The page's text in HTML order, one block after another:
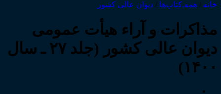
خانه / همه‌ـ‌کتاب‌ها / دیوان عالی کشور
مذاکرات و آراء هیأت عمومی
دیوان عالی کشور (جلد ۲۷ ـ سال
۱۴۰۰)